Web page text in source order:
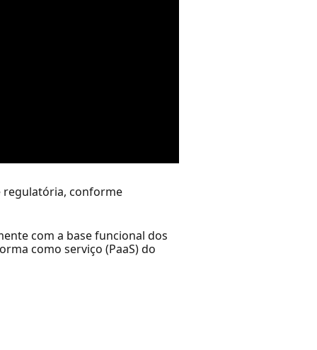
regulatória, conforme
com a base funcional dos
como serviço (PaaS) do